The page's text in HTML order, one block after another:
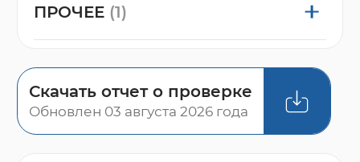
ПРОЧЕЕ (1)
Скачать отчет о проверке
Обновлен 03 августа 2026 года